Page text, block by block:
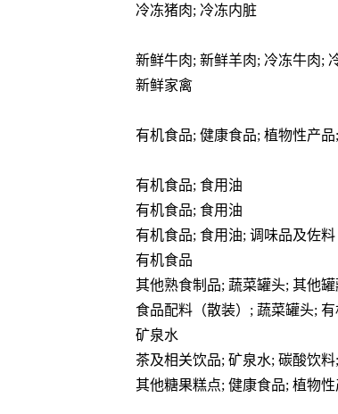
冷冻猪肉; 冷冻内脏
新鲜牛肉; 新鲜羊肉; 冷冻牛肉;
新鲜家禽
有机食品; 健康食品; 植物性产
有机食品; 食用油
有机食品; 食用油
有机食品; 食用油; 调味品及佐料
有机食品
其他熟食制品; 蔬菜罐头; 其他
食品配料（散装）; 蔬菜罐头;
矿泉水
茶及相关饮品; 矿泉水; 碳酸饮
其他糖果糕点; 健康食品; 植物